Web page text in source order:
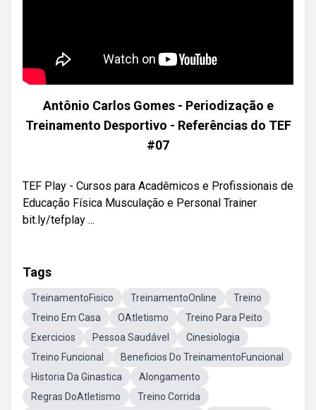
Antônio Carlos Gomes - Periodização e
Treinamento Desportivo - Referências do TEF
#07
TEF Play - Cursos para Acadêmicos e Profissionais de
Educação Física Musculação e Personal Trainer
bit.ly/tefplay ...
Tags
TreinamentoFisico TreinamentoOnline
Treino
Treino Em Casa
OAtletismo
Treino Para Peito
Exercicios
Pessoa Saudável
Cinesiologia
Treino Funcional
Beneficios Do TreinamentoFuncional
Historia Da Ginastica
Alongamento
Regras DoAtletismo
Treino Corrida